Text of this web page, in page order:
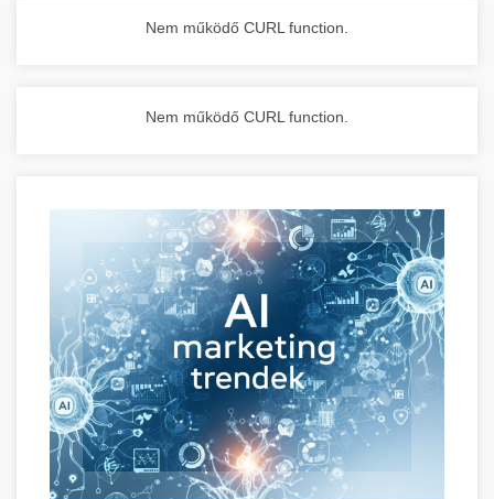
Nem működő CURL function.
Nem működő CURL function.